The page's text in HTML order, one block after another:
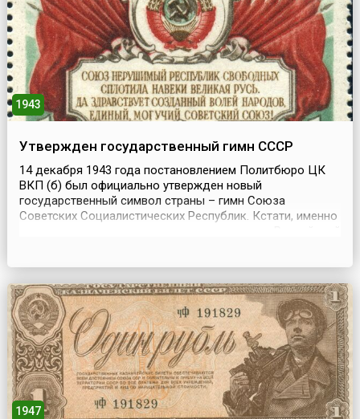
1943
Утвержден государственный гимн СССР
14 декабря 1943 года постановлением Политбюро ЦК
ВКП (б) был официально утвержден новый
государственный символ страны – гимн Союза
Советских Социалистических Республик. Кстати, именно
коммуне. Муз...
1947